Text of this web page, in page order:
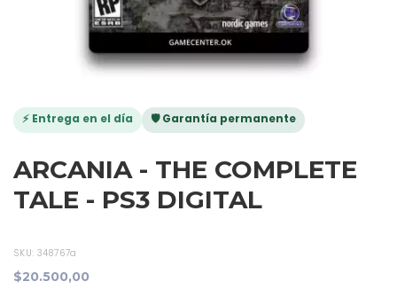
⚡ Entrega en el día 🛡️ Garantía permanente
ARCANIA - THE COMPLETE
TALE - PS3 DIGITAL
SKU: 348767a
$20.500,00